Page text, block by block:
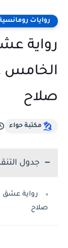
روايات
رواية
صلاح
مكتبة حواء
جدول
صلاح